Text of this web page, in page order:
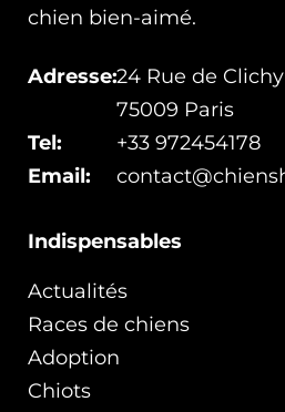
Indispensables
Actualités
Races de chiens
Adoption
Chiots
chien bien-aimé.
Adresse:24 Rue de Clichy
75009 Paris
Tel:
+33 972454178
Email: